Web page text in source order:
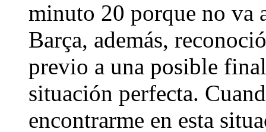
minuto 20 porque no va
Barça, además,
previo a una posible
situación perfecta.
encontrarme en esta